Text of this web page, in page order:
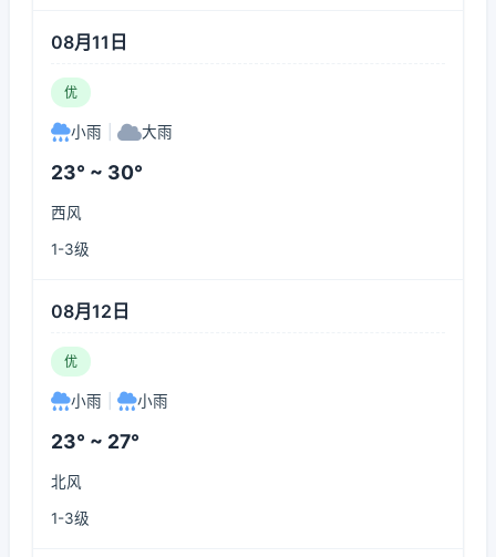
08月11日
优
小雨 大雨
23° ~ 30°
西风
1-3级
08月12日
优
小雨 小雨
23° ~ 27°
北风
1-3级